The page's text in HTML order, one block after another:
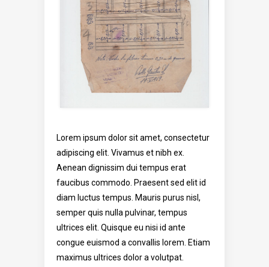
Lorem ipsum dolor sit amet, consectetur
adipiscing elit. Vivamus et nibh ex.
Aenean dignissim dui tempus erat
faucibus commodo. Praesent sed elit id
diam luctus tempus. Mauris purus nisl,
semper quis nulla pulvinar, tempus
ultrices elit. Quisque eu nisi id ante
congue euismod a convallis lorem. Etiam
maximus ultrices dolor a volutpat.